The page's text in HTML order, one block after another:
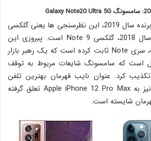
این گوشی جانشین برنده سال 2019، این نظرسنجی ها یعنی گلکسی
+ Note10 و برنده سال 2018، گلکسی Note 9 است. پیروزی این
سری تصادفی نیست، سری Note ثابت کرده است که یک رهبر بازار
است که سامسونگ شایعات مربوط به توقف
کرد. عنوان نایب قهرمان بهترین تلفن
پرچمدار سال 2020 نیز به Apple iPhone 12 Pro Max تعلق گرفته
شایسته است.